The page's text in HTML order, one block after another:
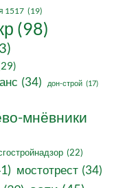
1517 (19)
(98)
(34) дон-строй (17)
мнёвники
(22)
мостотрест (34)